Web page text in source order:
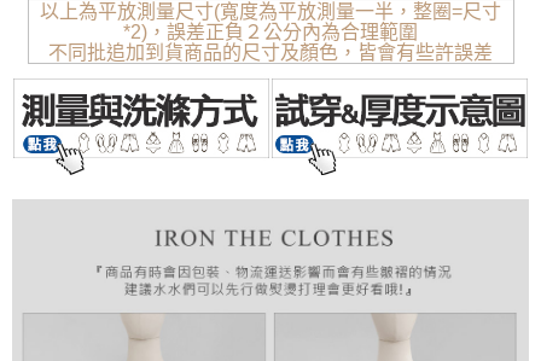
以上為平放測量尺寸(寬度為平放測量一半，整圈=尺寸
*2)，誤差正負２公分內為合理範圍
不同批追加到貨商品的尺寸及顏色，皆會有些許誤差